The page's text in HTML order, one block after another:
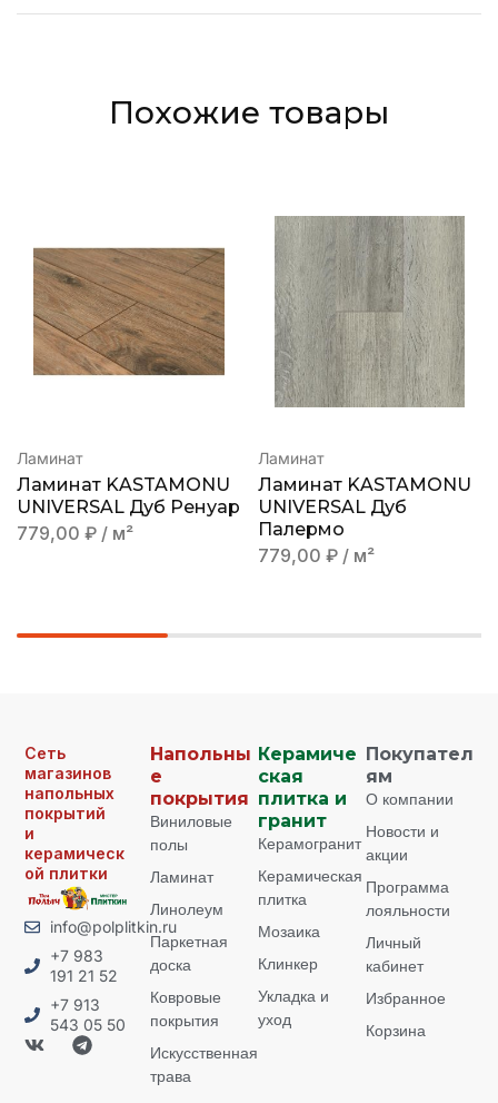
Похожие товары
Ламинат
Ламинат KASTAMONU
UNIVERSAL Дуб Ренуар
779,00 ₽ / м²
Ламинат
Ламинат KASTAMONU
UNIVERSAL Дуб
Палермо
779,00 ₽ / м²
Сеть
магазинов
напольных
покрытий
и
керамическ
ой плитки
info@polplitkin.ru
+7 983
191 21 52
+7 913
543 05 50
Напольны
е
покрытия
Виниловые
полы
Ламинат
Линолеум
Паркетная
доска
Ковровые
покрытия
Искусственная
трава
Керамиче
ская
плитка и
гранит
Керамогранит
Керамическая
плитка
Мозаика
Клинкер
Укладка и
уход
Покупател
ям
О компании
Новости и
акции
Программа
лояльности
Личный
кабинет
Избранное
Корзина